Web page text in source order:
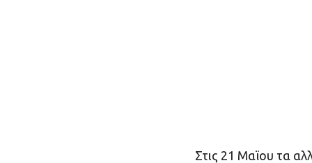
Στις 21 Μαϊου τα